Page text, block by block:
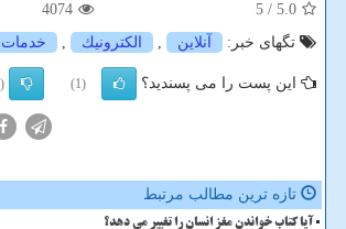
5.0
/ 5
4074
تگهای خبر:
آنلاین , الكترونیك , خدمات
این پست را می پسندید؟ (1)
(0)
تازه ترین مطالب مرتبط
آیا کتاب خواندن مغز انسان را تغییر می دهد؟